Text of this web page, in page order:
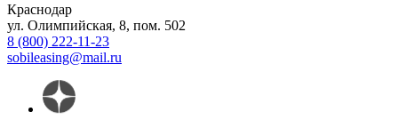
Краснодар
ул. Олимпийская, 8, пом. 502
8 (800) 222-11-23
sobileasing@mail.ru